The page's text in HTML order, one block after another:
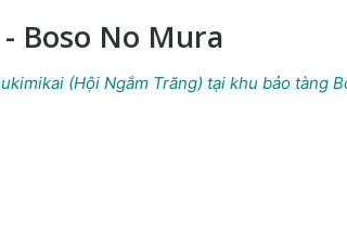
Boso No Mura
(Hội Ngắm Trăng) tại khu bảo tàng